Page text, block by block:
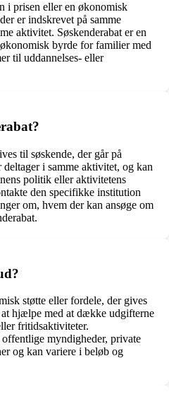
i prisen eller en økonomisk
er indskrevet på samme
aktivitet. Søskenderabat er en
byrde for familier med
til uddannelses- eller
til søskende, der går på
i samme aktivitet, og kan
politik eller aktivitetens
den specifikke institution
om, hvem der kan ansøge om
støtte eller fordele, der gives
hjælpe med at dække udgifterne
fritidsaktiviteter.
myndigheder, private
og kan variere i beløb og